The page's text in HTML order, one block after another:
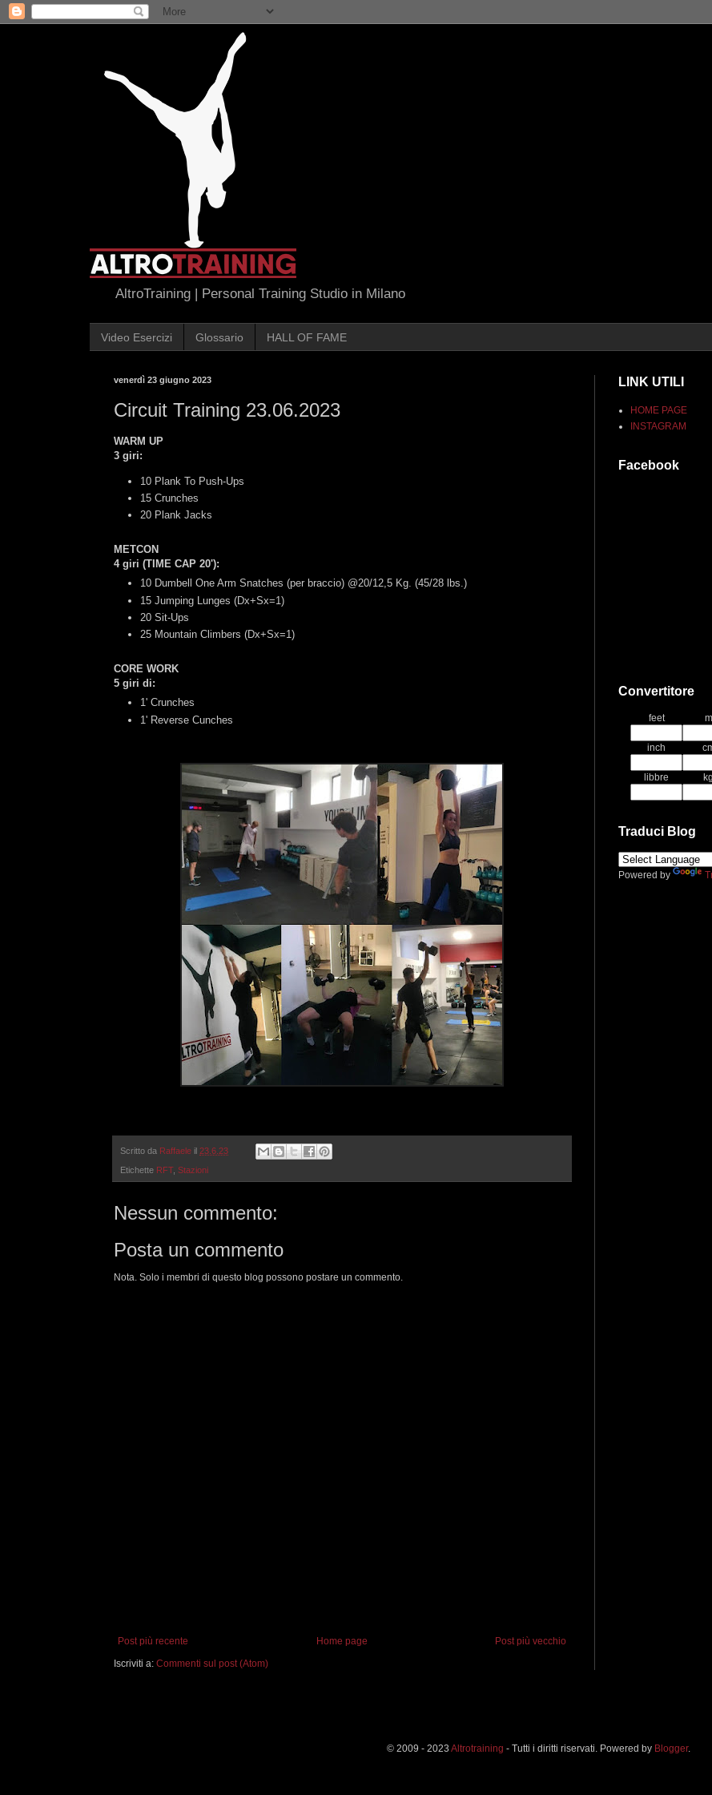
AltroTraining | Personal Training Studio in Milano
Video Esercizi Glossario HALL OF FAME
venerdì 23 giugno 2023
Circuit Training 23.06.2023
WARM UP
3 giri:
10 Plank To Push-Ups
15 Crunches
20 Plank Jacks
METCON
4 giri (TIME CAP 20'):
10 Dumbell One Arm Snatches (per braccio) @20/12,5 Kg. (45/28 lbs.)
15 Jumping Lunges (Dx+Sx=1)
20 Sit-Ups
25 Mountain Climbers (Dx+Sx=1)
CORE WORK
5 giri di:
1' Crunches
1' Reverse Cunches
Scritto da Raffaele il 23.6.23
Etichette RFT, Stazioni
Nessun commento:
Posta un commento
Nota. Solo i membri di questo blog possono postare un commento.
Post più recente Post più vecchio
Home page
Iscriviti a: Commenti sul post (Atom)
LINK UTILI
HOME PAGE
INSTAGRAM
Facebook
Convertitore
feet m
inch
libbre kg
Traduci Blog
Powered by
© 2009 - 2023 Altrotraining - Tutti i diritti riservati. Powered by Blogger.